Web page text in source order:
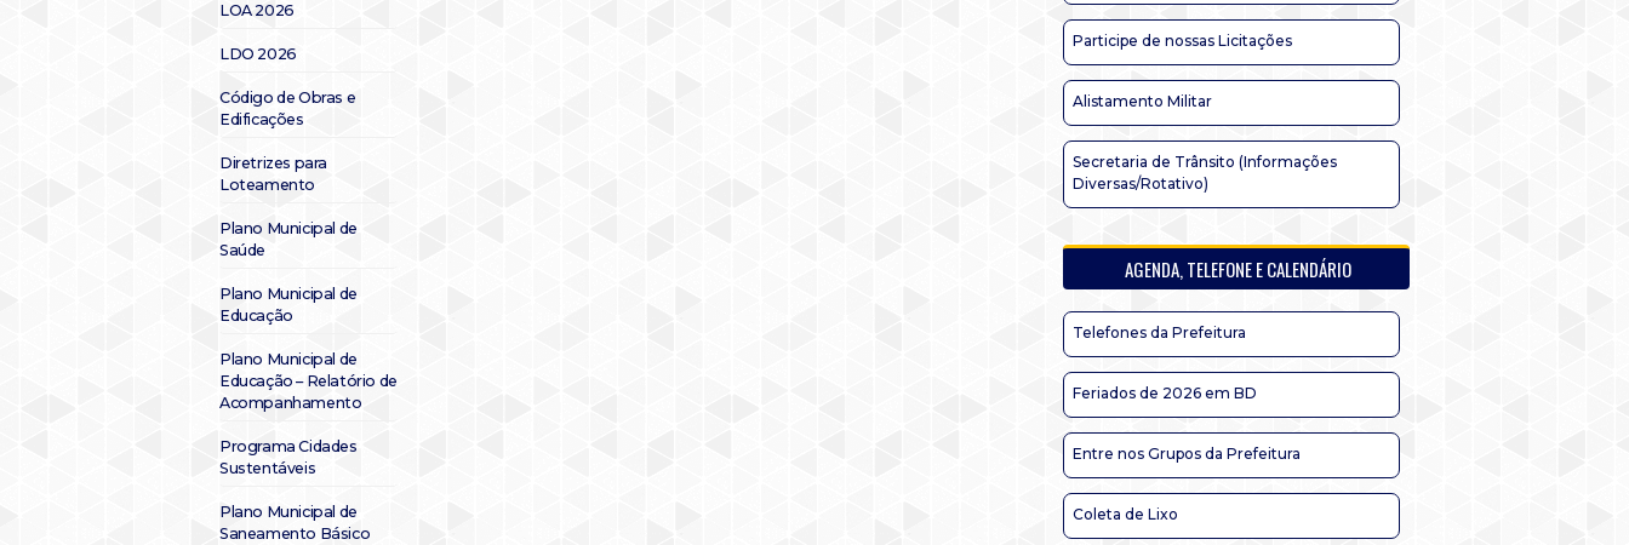
LOA 2026
LDO 2026
Código de Obras e
Edificações
Diretrizes para
Loteamento
Plano Municipal de
Saúde
Plano Municipal de
Educação
Plano Municipal de
Educação – Relatório de
Acompanhamento
Programa Cidades
Sustentáveis
Plano Municipal de
Saneamento Básico
Participe de nossas Licitações
Alistamento Militar
Secretaria de Trânsito (Informações
Diversas/Rotativo)
AGENDA, TELEFONE E CALENDÁRIO
Telefones da Prefeitura
Feriados de 2026 em BD
Entre nos Grupos da Prefeitura
Coleta de Lixo